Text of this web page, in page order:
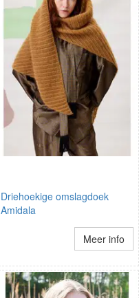
Driehoekige omslagdoek
Amidala
Meer info